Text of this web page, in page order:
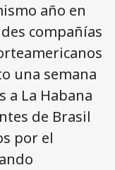
año en
compañías
una semana
a La Habana
de Brasil
por el